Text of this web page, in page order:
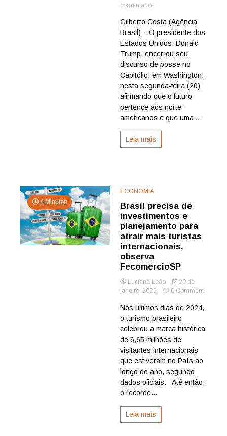
comentárioem
pode
diminuir
influência
no
mundo,
avaliam
especialistas
Gilberto Costa (Agência
Brasil) – O presidente dos
Estados Unidos, Donald
Trump, encerrou seu
discurso de posse no
Capitólio, em Washington,
nesta segunda-feira (20)
afirmando que o futuro
pertence aos norte-
americanos e que uma...
Leia mais
4 Minutes
ECONOMIA
Brasil precisa de
investimentos e
planejamento para
atrair mais turistas
internacionais,
observa
FecomercioSP
Luciana Leão
20 de
janeiro, 2025
0 Commenton
precisa
Nos últimos dias de 2024,
o turismo brasileiro
celebrou a marca histórica
de 6,65 milhões de
visitantes internacionais
que estiveram no País ao
longo do ano, segundo
dados oficiais. Até então,
o recorde...
Leia mais